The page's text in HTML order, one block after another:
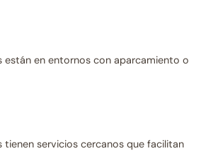
están en entornos con aparcamiento o
tienen servicios cercanos que facilitan